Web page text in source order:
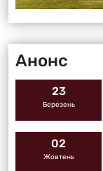
Анонс
23
Березень
02
Жовтень